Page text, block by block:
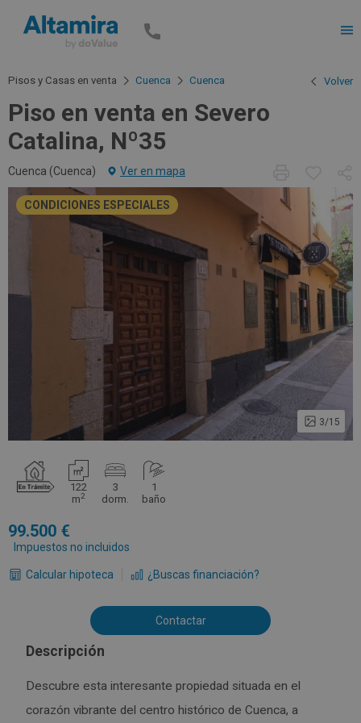
Pisos y Casas en venta Cuenca Cuenca Volver
Piso en venta en Severo
Catalina, Nº35
Cuenca (Cuenca) Ver en mapa
CONDICIONES ESPECIALES
3/15
122
m2
3
dorm.
1
baño
99.500
Impuestos no incluidos
Calcular hipoteca ¿Buscas financiación?
Contactar
Descripción
Descubre esta interesante propiedad situada en el
corazón vibrante del centro histórico de Cuenca, a